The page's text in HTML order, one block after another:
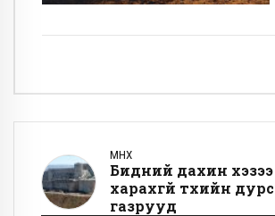
ӨМНӨХ
Бидний дахин
харахгүй түүхийн
газрууд